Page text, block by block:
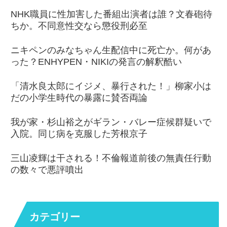
NHK職員に性加害した番組出演者は誰？文春砲待
ちか。不同意性交なら懲役刑必至
ニキペンのみなちゃん生配信中に死亡か。何があ
った？ENHYPEN・NIKIの発言の解釈酷い
「清水良太郎にイジメ、暴行された！」柳家小は
だの小学生時代の暴露に賛否両論
我が家・杉山裕之がギラン・バレー症候群疑いで
入院。同じ病を克服した芳根京子
三山凌輝は干される！不倫報道前後の無責任行動
の数々で悪評噴出
カテゴリー